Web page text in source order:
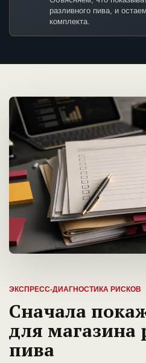
разливного пива, и
комплекта.
ЭКСПРЕСС-ДИАГНОСТИКА РИСКОВ
Сначала
для магазина
пива